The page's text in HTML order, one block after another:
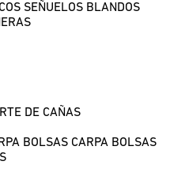
SEÑUELOS BLANDOS
DE CAÑAS
BOLSAS CARPA BOLSAS